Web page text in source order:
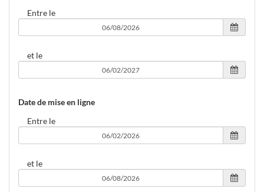
Entre le
et le
Date de mise en ligne
Entre le
et le